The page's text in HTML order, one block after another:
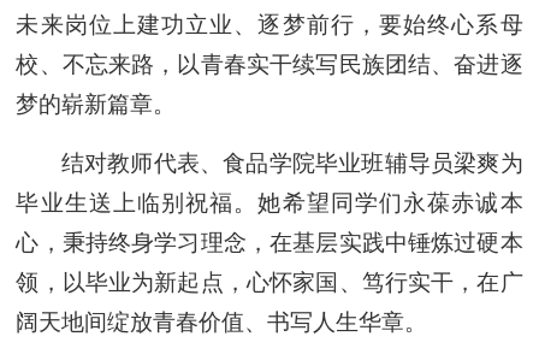
未来岗位上建功立业、逐梦前行，要始终心系母
校、不忘来路，以青春实干续写民族团结、奋进逐
梦的崭新篇章。
结对教师代表、食品学院毕业班辅导员梁爽为
毕业生送上临别祝福。她希望同学们永葆赤诚本
心，秉持终身学习理念，在基层实践中锤炼过硬本
领，以毕业为新起点，心怀家国、笃行实干，在广
阔天地间绽放青春价值、书写人生华章。